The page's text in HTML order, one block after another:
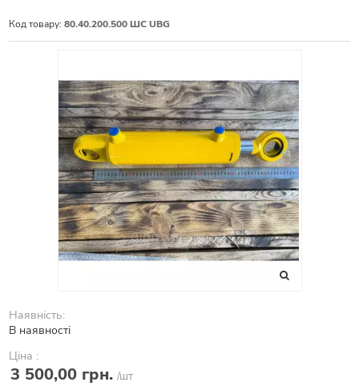
Код товару: 80.40.200.500 ШС UBG
Наявність:
В наявності
Ціна :
3 500,00 грн. /шт